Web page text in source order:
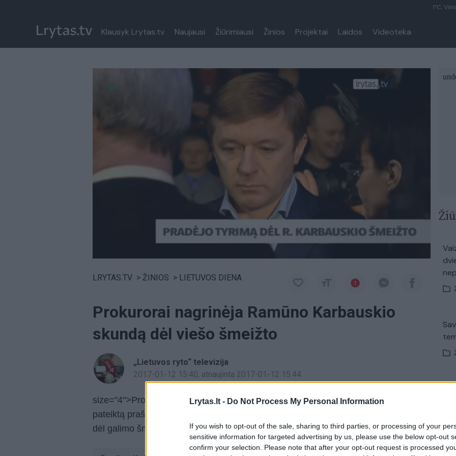
Lrytas.lt - Do Not Process My Personal Information
If you wish to opt-out of the sale, sharing to third parties, or processing of your
sensitive information for targeted advertising by us, please use the below opt-out
confirm your selection. Please note that after your opt-out request is processed
1°C,
Klausyk Lrytas.tv Naujausi Žiūrimiausi Žinios Projektai Laidos Videoteka
LRYTAS.TV > ŽINIOS > LIETUVOS DIENA
Prokurorai nagrinėja Ramūno Karbauskio
skundą dėl viešo šmeižto
„Lietuvos ryto“ televizija
2017-01-12 15:40, atnaujinta 2017-01-12 15:44
size="4">Prokurorai ėmėsi nagrinėti valstiečių pirmininko Ramūno Karbauskio
pateiktą prašymą dėl apie jį paskleistos melagingos informacijos. Tyrimas pradėtas
dėl galimo šmeižto per visuomenės informavimo priemones.